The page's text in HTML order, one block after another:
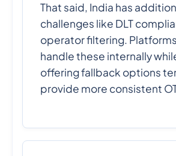
That said, India has
challenges like DLT
operator filtering.
handle these internally
offering fallback options
provide more consistent